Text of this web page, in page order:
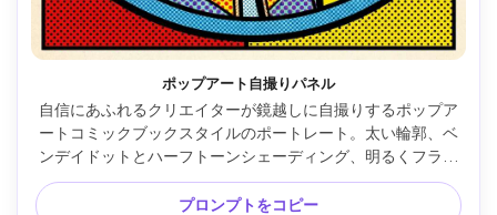
ポップアート自撮りパネル
自信にあふれるクリエイターが鏡越しに自撮りするポップア
ートコミックブックスタイルのポートレート。太い輪郭、ベ
ンデイドットとハーフトーンシェーディング、明るくフラッ
トな色、空白の吹き出し、キラキラSFXアイコン、クリーン
なグラフィックシェイプ、トレンドなストリートウェアスタ
プロンプトをコピー